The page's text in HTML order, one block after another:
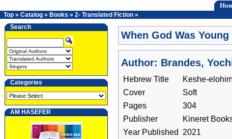
Top » Catalog » Books » 2- Translated Fiction »
Search
Categories
AM HASEFER
When God Was Young
Author: Brandes,
Hebrew Title
Keshe-
Cover
Soft
Pages
304
Publisher
Kineret
Year Published
2021